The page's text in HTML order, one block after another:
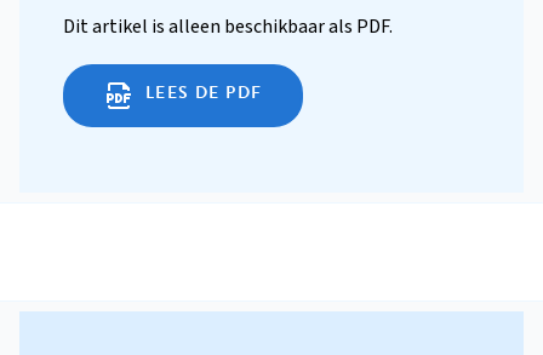
Dit artikel is alleen beschikbaar als PDF.
LEES DE PDF